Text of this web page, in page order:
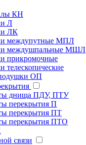
КН
Л
ЛК
междупутные МПЛ
междушпальные МШЛ
прикромочные
телескопические
ОП
днища ПДУ, ПТУ
перекрытия П
перекрытия ПТ
перекрытия ПТО
связи